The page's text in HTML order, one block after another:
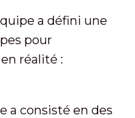
a défini une
pour
réalité :
a consisté en des